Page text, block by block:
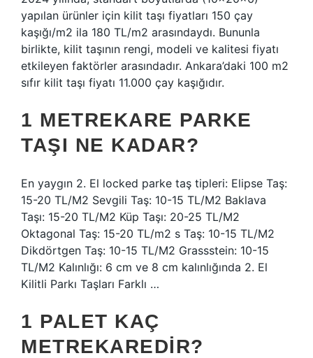
yapılan ürünler için kilit taşı fiyatları 150 çay
kaşığı/m2 ila 180 TL/m2 arasındaydı. Bununla
birlikte, kilit taşının rengi, modeli ve kalitesi fiyatı
etkileyen faktörler arasındadır. Ankara’daki 100 m2
sıfır kilit taşı fiyatı 11.000 çay kaşığıdır.
1 METREKARE PARKE
TAŞI NE KADAR?
En yaygın 2. El locked parke taş tipleri: Elipse Taş:
15-20 TL/M2 Sevgili Taş: 10-15 TL/M2 Baklava
Taşı: 15-20 TL/M2 Küp Taşı: 20-25 TL/M2
Oktagonal Taş: 15-20 TL/m2 s Taş: 10-15 TL/M2
Dikdörtgen Taş: 10-15 TL/M2 Grassstein: 10-15
TL/M2 Kalınlığı: 6 cm ve 8 cm kalınlığında 2. El
Kilitli Parkı Taşları Farklı …
1 PALET KAÇ
METREKAREDIR?